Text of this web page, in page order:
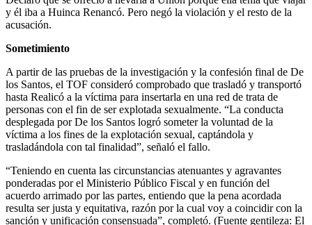
y él iba a Huinca Renancó. Pero negó la violación y el resto de la
acusación.
Sometimiento
A partir de las pruebas de la investigación y la confesión final de De
los Santos, el TOF consideró comprobado que trasladó y transportó
hasta Realicó a la víctima para insertarla en una red de trata de
personas con el fin de ser explotada sexualmente. “La conducta
desplegada por De los Santos logró someter la voluntad de la
víctima a los fines de la explotación sexual, captándola y
trasladándola con tal finalidad”, señaló el fallo.
“Teniendo en cuenta las circunstancias atenuantes y agravantes
ponderadas por el Ministerio Público Fiscal y en función del
acuerdo arrimado por las partes, entiendo que la pena acordada
resulta ser justa y equitativa, razón por la cual voy a coincidir con la
sanción y unificación consensuada”, completó. (Fuente gentileza: El